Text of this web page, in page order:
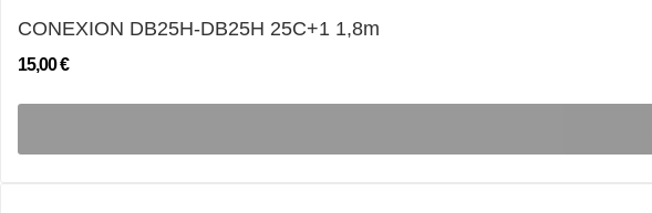
CONEXION DB25H-DB25H 25C+1 1,8m
15,00 €